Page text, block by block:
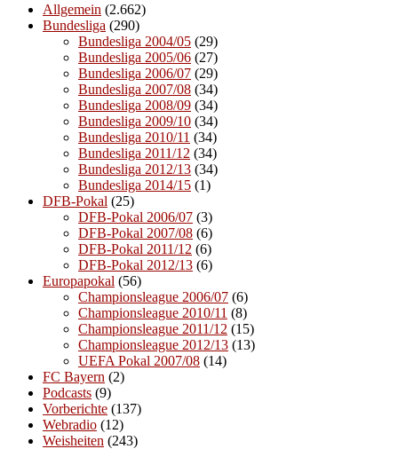
Allgemein (2.662)
Bundesliga (290)
Bundesliga 2004/05 (29)
Bundesliga 2005/06 (27)
Bundesliga 2006/07 (29)
Bundesliga 2007/08 (34)
Bundesliga 2008/09 (34)
Bundesliga 2009/10 (34)
Bundesliga 2010/11 (34)
Bundesliga 2011/12 (34)
Bundesliga 2012/13 (34)
Bundesliga 2014/15 (1)
DFB-Pokal (25)
DFB-Pokal 2006/07 (3)
DFB-Pokal 2007/08 (6)
DFB-Pokal 2011/12 (6)
DFB-Pokal 2012/13 (6)
Europapokal (56)
Championsleague 2006/07 (6)
Championsleague 2010/11 (8)
Championsleague 2011/12 (15)
Championsleague 2012/13 (13)
UEFA Pokal 2007/08 (14)
FC Bayern (2)
Podcasts (9)
Vorberichte (137)
Webradio (12)
Weisheiten (243)